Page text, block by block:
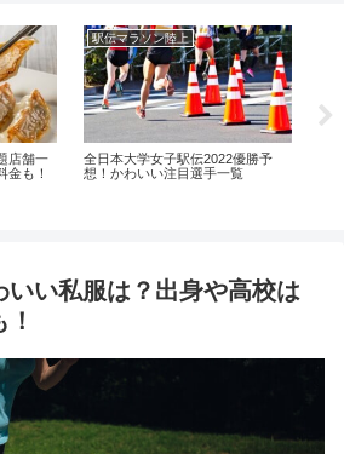
店舗一
金も！
駅伝マラソン陸上
全日本大学女子駅伝2022優勝予
想！かわいい注目選手一覧
いい私服は？出身や高校は